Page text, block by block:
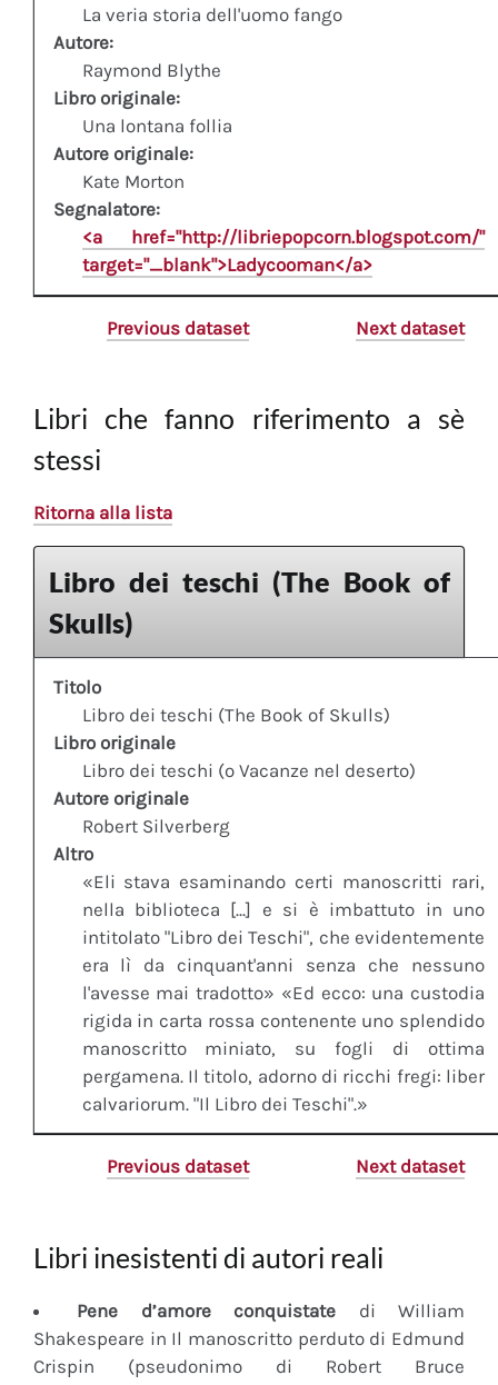
La veria storia dell'uomo fango
Autore:
Raymond Blythe
Libro originale:
Una lontana follia
Autore originale:
Kate Morton
Segnalatore:
<a href="http://libriepopcorn.blogspot.com/"
target="_blank">Ladycooman</a>
Previous dataset Next dataset
Libri che fanno riferimento a sè
stessi
Ritorna alla lista
Libro dei teschi (The Book of
Skulls)
Titolo
Libro dei teschi (The Book of Skulls)
Libro originale
Libro dei teschi (o Vacanze nel deserto)
Autore originale
Robert Silverberg
Altro
«Eli stava esaminando certi manoscritti rari,
nella biblioteca [...] e si è imbattuto in uno
intitolato "Libro dei Teschi", che evidentemente
era lì da cinquant'anni senza che nessuno
l'avesse mai tradotto» «Ed ecco: una custodia
rigida in carta rossa contenente uno splendido
manoscritto miniato, su fogli di ottima
pergamena. Il titolo, adorno di ricchi fregi: liber
calvariorum. "Il Libro dei Teschi".»
Previous dataset Next dataset
Libri inesistenti di autori reali
Pene d’amore conquistate di William
Shakespeare in Il manoscritto perduto di Edmund
Crispin (pseudonimo di Robert Bruce